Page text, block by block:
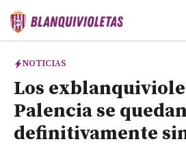
Saltar
NOTICIAS
Los
Palencia se quedan
definitivamente